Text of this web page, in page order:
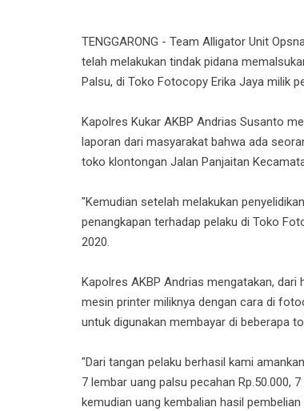
TENGGARONG - Team Alligator Unit
telah melakukan tindak pidana
Palsu, di Toko Fotocopy Erika Jaya milik
Kapolres Kukar AKBP Andrias Susanto
laporan dari masyarakat bahwa ada
toko klontongan Jalan Panjaitan
"Kemudian setelah melakukan
penangkapan terhadap pelaku di Toko
2020.
Kapolres AKBP Andrias mengatakan,
mesin printer miliknya dengan cara di
untuk digunakan membayar di beberapa
"Dari tangan pelaku berhasil kami
7 lembar uang palsu pecahan Rp.50.000,
kemudian uang kembalian hasil